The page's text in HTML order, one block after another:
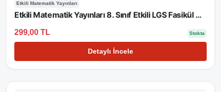
Etkili Matematik Yayınları
Etkili Matematik Yayınları 8. Sınıf Etkili LGS Fasikül Doğrusal Denklemler ve Eşitsizlikler 5
299,00 TL Stokta
Detaylı İncele